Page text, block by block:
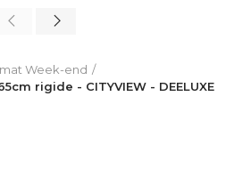
Week-end
rigide - CITYVIEW - DEELUXE